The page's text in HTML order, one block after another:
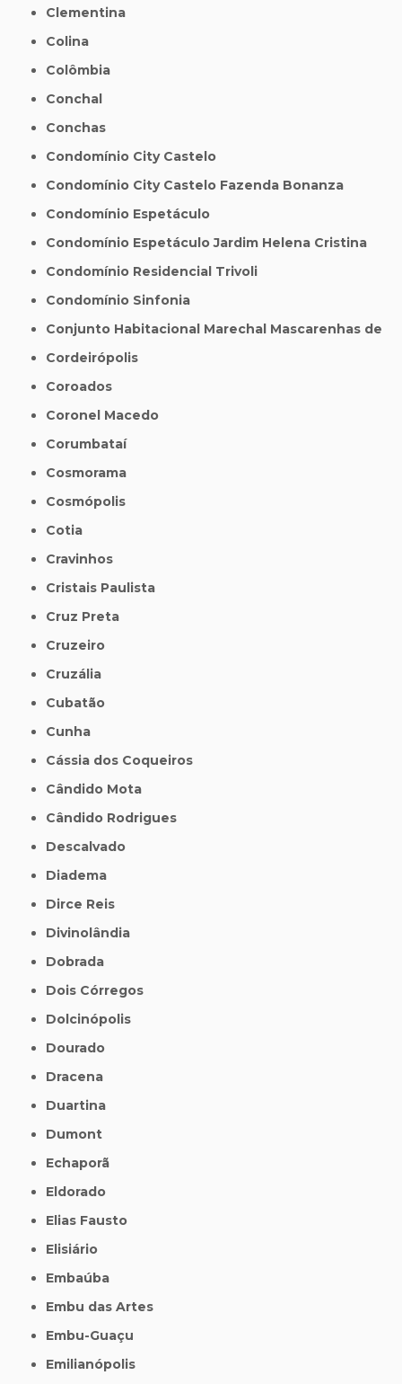
Clementina
Colina
Colômbia
Conchal
Conchas
Condomínio City Castelo
Condomínio City Castelo Fazenda Bonanza
Condomínio Espetáculo
Condomínio Espetáculo Jardim Helena Cristina
Condomínio Residencial Trivoli
Condomínio Sinfonia
Conjunto Habitacional Marechal Mascarenhas de
Cordeirópolis
Coroados
Coronel Macedo
Corumbataí
Cosmorama
Cosmópolis
Cotia
Cravinhos
Cristais Paulista
Cruz Preta
Cruzeiro
Cruzália
Cubatão
Cunha
Cássia dos Coqueiros
Cândido Mota
Cândido Rodrigues
Descalvado
Diadema
Dirce Reis
Divinolândia
Dobrada
Dois Córregos
Dolcinópolis
Dourado
Dracena
Duartina
Dumont
Echaporã
Eldorado
Elias Fausto
Elisiário
Embaúba
Embu das Artes
Embu-Guaçu
Emilianópolis